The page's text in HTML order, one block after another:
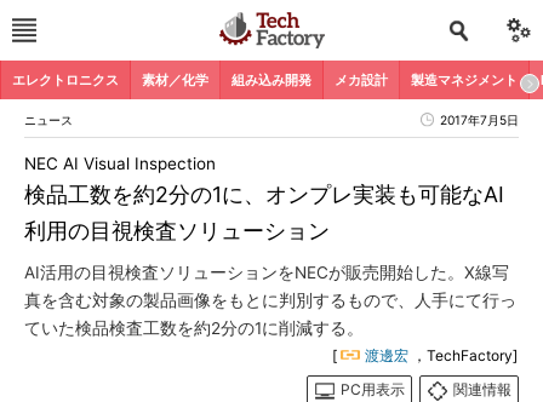
エレクトロニクス 素材／化学 組み込み開発 メカ設計 製造マネジメント
ニュース 2017年7月5日
検品工数を約2分の1に、オンプレ実装も可能なAI
利用の目視検査ソリューション
NEC AI Visual Inspection
AI活用の目視検査ソリューションをNECが販売開始した。X線写
真を含む対象の製品画像をもとに判別するもので、人手にて行っ
ていた検品検査工数を約2分の1に削減する。
[ 渡邊宏 ，TechFactory]
PC用表示
関連情報